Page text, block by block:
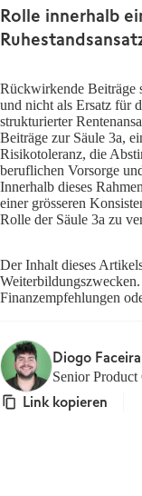
Rolle innerhalb
Rückwirkende Beiträge
und nicht als Ersatz für
strukturierter
Beiträge zur Säule 3a,
Risikotoleranz, die
beruflichen Vorsorge
Innerhalb dieses
einer grösseren
Rolle der Säule 3a zu
Der Inhalt dieses
Finanzempfehlungen
Diogo Faceira
Senior
Link kopieren